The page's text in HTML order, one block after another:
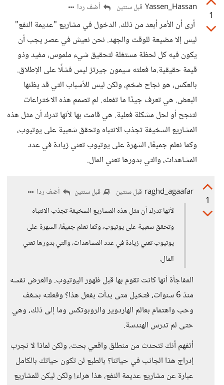
1
Yassen_Hassan قبل سنتين أضف ردا
أرى أن الأمر أبعد من ذلك. الدخول في مشاريع "عديمة النفع"
ليس إلا مضيعة للوقت والجهد. نحن نعيش في عصر يجب أن
يكون فيه كل لحظة مستغلة لتحقيق شيء ملموس، مفيد وذو
قيمة حقيقية.ما فعلته سيمون جيرتز ليس فشلًا على الإطلاق.
بالعكس، هو نجاح ضخم، ولكن ليس للأسباب التي قد يظنها
البعض. هي تعرف جيدًا ما تفعله. لم تصمم هذه الاختراعات
لتنجح أو لحل مشكلة فعلية. هي قامت بها لأنها تدرك أن مثل هذه
المشاريع السخيفة تجذب الانتباه وتحقق شعبية على يوتيوب،
وكما نعلم جميعًا، الشهرة على يوتيوب تعني زيادة في عدد
المشاهدات، والتي بدورها تعني المال.
1
raghd_agaafar قبل سنتين قبل سنتين
أضف ردا
لأنها تدرك أن مثل هذه المشاريع السخيفة تجذب الانتباه
وتحقق شعبية على يوتيوب، وكما نعلم جميعًا، الشهرة على
يوتيوب تعني زيادة في عدد المشاهدات، والتي بدورها تعني
المال.
المفاجأة أنها كانت تقوم بها قبل ظهور اليوتيوب. والعرض نفسه
منذ 6 سنوات، فتخيل متى بدأت بفعل هذا؟ وفعلته بشغف
وحب واهتمام بعالم الهاردوير والروبوتكس وما إلى ذلك، وهي
حتى لم تدرس الهندسة.
أتفهم أنك تتحدث من منطلق واقعي بحت، ولكن لماذا لا نجرب
إدراج هذا الجانب في حياتنا؟ بالطبع لن تكون حياتك بالكامل
عبارة عن مشاريع عديمة النفع، هذا هراء! ولكن ليكن للمشاريع